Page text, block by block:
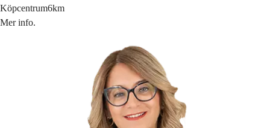
Köpcentrum6km
Mer info.